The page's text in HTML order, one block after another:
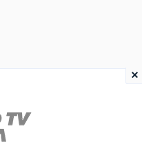
×